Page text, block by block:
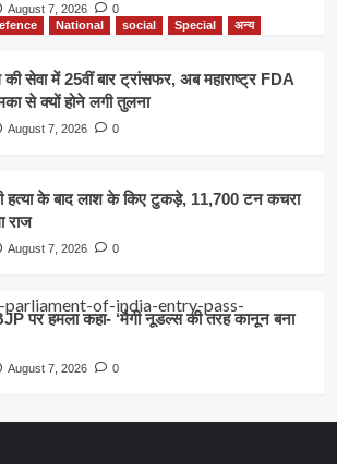
August 7, 2026
0
National social Special अन्य
सेवा में 25वीं बार ट्रांसफर, अब महाराष्ट्र FDA
से क्यों होने लगी तुलना
August 7, 2026
0
हत्या के बाद लाश के किए टुकड़े, 11,700 टन कचरा
राज
August 7, 2026
0
पर हमला कहा- ‘मैगी नूडल्स की तरह कानून बना
August 7, 2026 0